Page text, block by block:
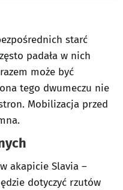
starć
padała w nich
może być
tego dwumeczu nie
Mobilizacja przed
akapicie Slavia –
dotyczyć rzutów